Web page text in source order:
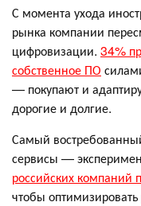
С момента ухода
рынка компании
цифровизации. 34%
собственное ПО
— покупают и
дорогие и долгие.
Самый
сервисы —
российских компаний
чтобы